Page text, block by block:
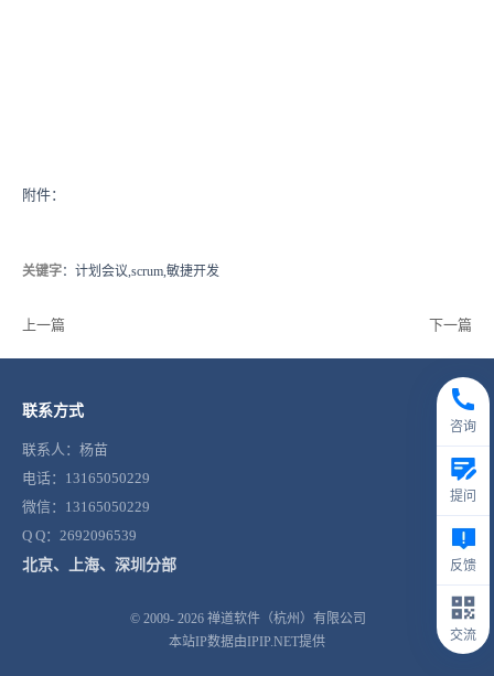
附件：
关键字：计划会议,scrum,敏捷开发
上一篇 下一篇
联系方式
联系人：杨苗
电话：13165050229
微信：13165050229
Q Q：2692096539
北京、上海、深圳分部
© 2009- 2026 禅道软件（杭州）有限公司
本站IP数据由IPIP.NET提供
咨询
提问
反馈
交流